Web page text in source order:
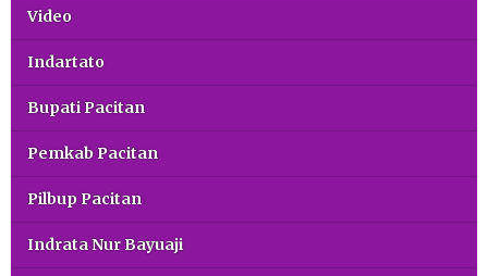
Video
Indartato
Bupati Pacitan
Pemkab Pacitan
Pilbup Pacitan
Indrata Nur Bayuaji